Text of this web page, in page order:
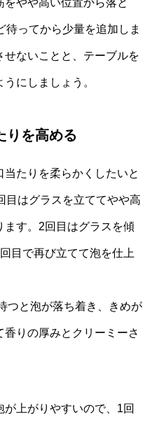
やや高い位置から落と
待ってから少量を追加しま
ないことと、テーブルを
にしましょう。
りを高める
たりを柔らかくしたいと
目はグラスを立ててやや高
す。2回目はグラスを傾
目で再び立てて泡を仕上
つと泡が落ち着き、きめが
りの厚みとクリーミーさ
上がりやすいので、1回